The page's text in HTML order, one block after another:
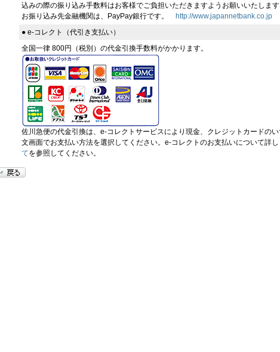
込みの際の振り込み手数料はお客様でご負担いただきますようお願いいたします
お振り込み先金融機関は、PayPay銀行です。
http://www.japannetbank.co.jp
● e-コレクト（代引き支払い）
全国一律 800円（税別）の代金引換手数料がかかります。
佐川急便の代金引換は、e-コレクトサービスにより現金、クレジットカードの
文画面でお支払い方法を選択してください。e-コレクトのお支払いについて詳し
てを参照してください。